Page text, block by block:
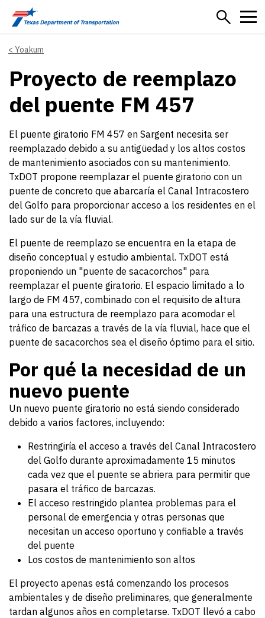
Skip to main content
Yoakum
Proyecto de reemplazo
del puente FM 457
El puente giratorio FM 457 en Sargent necesita ser
reemplazado debido a su antigüedad y los altos costos
de mantenimiento asociados con su mantenimiento.
TxDOT propone reemplazar el puente giratorio con un
puente de concreto que abarcaría el Canal Intracostero
del Golfo para proporcionar acceso a los residentes en el
lado sur de la vía fluvial.
El puente de reemplazo se encuentra en la etapa de
diseño conceptual y estudio ambiental. TxDOT está
proponiendo un "puente de sacacorchos" para
reemplazar el puente giratorio. El espacio limitado a lo
largo de FM 457, combinado con el requisito de altura
para una estructura de reemplazo para acomodar el
tráfico de barcazas a través de la vía fluvial, hace que el
puente de sacacorchos sea el diseño óptimo para el sitio.
Por qué la necesidad de un
nuevo puente
Un nuevo puente giratorio no está siendo considerado
debido a varios factores, incluyendo:
Restringiría el acceso a través del Canal Intracostero
del Golfo durante aproximadamente 15 minutos
cada vez que el puente se abriera para permitir que
pasara el tráfico de barcazas.
El acceso restringido plantea problemas para el
personal de emergencia y otras personas que
necesitan un acceso oportuno y confiable a través
del puente
Los costos de mantenimiento son altos
El proyecto apenas está comenzando los procesos
ambientales y de diseño preliminares, que generalmente
tardan algunos años en completarse. TxDOT llevó a cabo